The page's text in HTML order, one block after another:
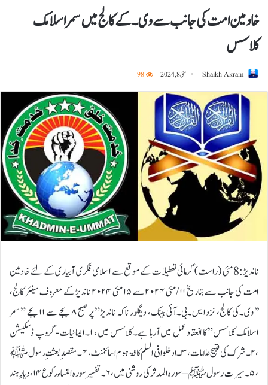
خادمین امت کی جانب سے وی۔کے کالج میں سمر اسلامک
کلاسس
Shaikh Akram مئی 8, 2024 98
ناندیڑ:8 مئی (راست)گرمائی تعطیلات کے موقع سے اسلامی فکری آبیاری کے لئے خادمین
امت کی جانب سے بتاریخ ۱۱/مئی ۲۰۲۴ سے ۱۵ مئی ۲۰۲۴ ناندیڑ کے معروف سینئر کالج،
’’وی۔کی کالج، نزد ایس۔بی۔آئی بینک، دیگلور ناکہ ناندیڑ” پر صبح ۸ بجے سے ۱۱ بجے ” سمر
اسلامک کلاسس” کا انعقاد عمل میں آرہا ہے۔ کلاسس میں ، ۱۔ ایمانیات-گروپ ڈسکیشن
، ۲۔ شرک کی قبیح علامات، ۳۔ ادخلوافی السلم کافۃ ہوم اسائنمنٹ، ۴۔ مقصدِ بعثتِ رسول ﷺ
، ۵۔ سیرت رسول ﷺ – سورہ المدثر کی روشنی میں، ۶۔ تفسیر سورہ النساء رکوع ۱۴، دیارِ ہند